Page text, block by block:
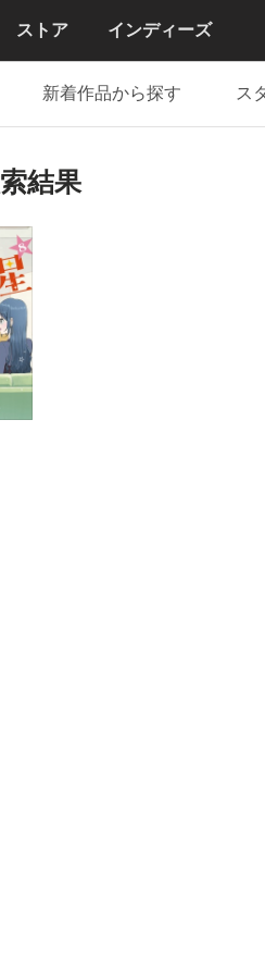
ストア インディーズ
新着作品から探す ス
結果